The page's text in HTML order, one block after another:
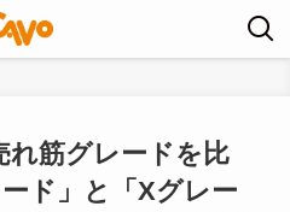
れ筋グレードを比
ド」と「Xグレー